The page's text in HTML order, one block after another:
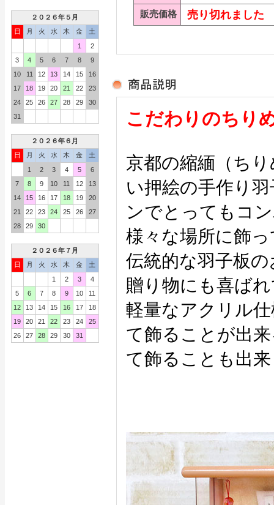
２０２６年５月
日
月 火 水 木 金
土
1
2
3
4 5 6 7 8
9
10
11 12 13 14 15
16
17
18 19 20 21 22
23
24
25 26 27 28 29
30
31
２０２６年６月
日
月 火 水 木 金
土
1
2 3 4 5
6
7
8 9 10 11 12
13
14
15 16 17 18 19
20
21
22 23 24 25 26
27
28
29 30
２０２６年７月
日
月 火 水 木 金
土
1
2 3
4
5
6 7 8 9 10
11
12
13 14 15 16 17
18
19
20 21 22 23 24
25
26
27 28 29 30 31
販売価格
売り切れました
こだわりのちり
京都の縮緬（ち
い押絵の手作り
ンでとってもコ
様々な場所に飾
伝統的な羽子板
贈り物にも喜ば
軽量なアクリル
て飾ることが出
て飾ることも出